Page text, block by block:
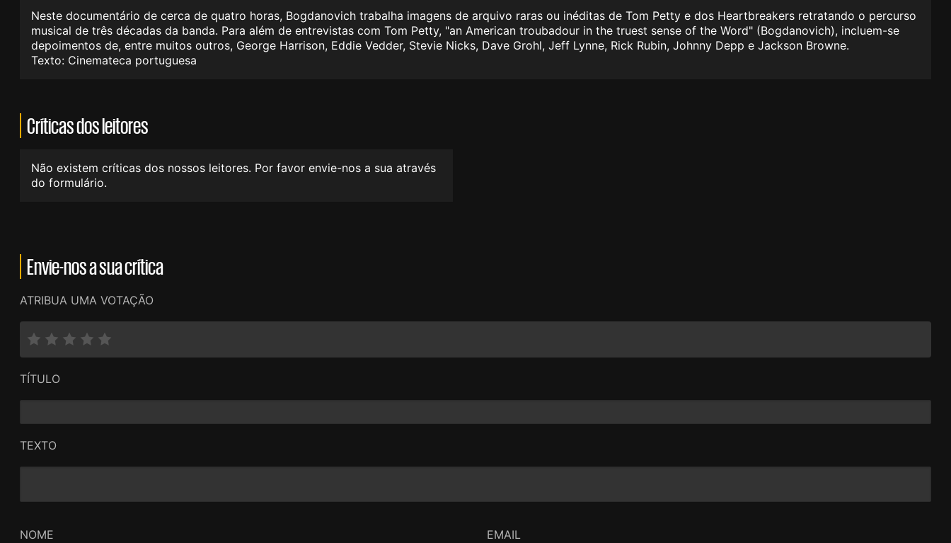
Neste documentário de cerca de quatro horas, Bogdanovich trabalha imagens de arquivo raras ou inéditas de Tom Petty e dos Heartbreakers retratando o percurso
musical de três décadas da banda. Para além de entrevistas com Tom Petty, "an American troubadour in the truest sense of the Word" (Bogdanovich), incluem-se
depoimentos de, entre muitos outros, George Harrison, Eddie Vedder, Stevie Nicks, Dave Grohl, Jeff Lynne, Rick Rubin, Johnny Depp e Jackson Browne.
Texto: Cinemateca portuguesa
Críticas dos leitores
Não existem críticas dos nossos leitores. Por favor envie-nos a sua através
do formulário.
Envie-nos a sua crítica
ATRIBUA UMA VOTAÇÃO
TÍTULO
TEXTO
NOME EMAIL